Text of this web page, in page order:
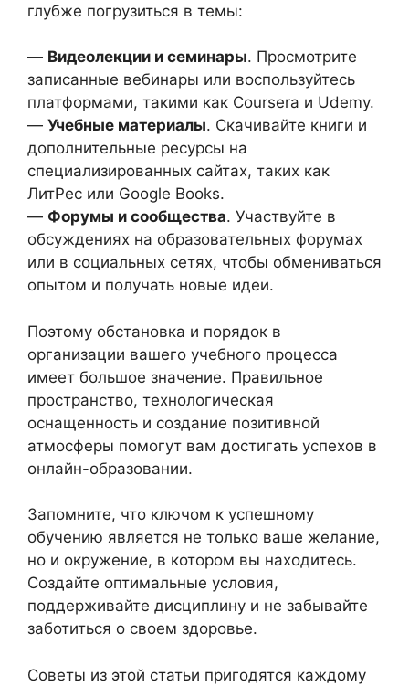
глубже погрузиться в темы:
— Видеолекции и семинары. Просмотрите
записанные вебинары или воспользуйтесь
платформами, такими как Coursera и Udemy.
— Учебные материалы. Скачивайте книги и
дополнительные ресурсы на
специализированных сайтах, таких как
ЛитРес или Google Books.
— Форумы и сообщества. Участвуйте в
обсуждениях на образовательных форумах
или в социальных сетях, чтобы обмениваться
опытом и получать новые идеи.
Поэтому обстановка и порядок в
организации вашего учебного процесса
имеет большое значение. Правильное
пространство, технологическая
оснащенность и создание позитивной
атмосферы помогут вам достигать успехов в
онлайн-образовании.
Запомните, что ключом к успешному
обучению является не только ваше желание,
но и окружение, в котором вы находитесь.
Создайте оптимальные условия,
поддерживайте дисциплину и не забывайте
заботиться о своем здоровье.
Советы из этой статьи пригодятся каждому